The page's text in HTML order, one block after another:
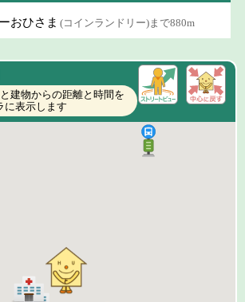
おひさま (コインランドリー)まで880m
建物からの距離と時間を
に表示します